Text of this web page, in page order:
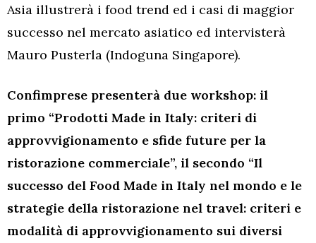
Asia illustrerà i food trend ed i casi di maggior
successo nel mercato asiatico ed intervisterà
Mauro Pusterla (Indoguna Singapore).
Confimprese presenterà due workshop: il
primo “Prodotti Made in Italy: criteri di
approvvigionamento e sfide future per la
ristorazione commerciale”, il secondo “Il
successo del Food Made in Italy nel mondo e le
strategie della ristorazione nel travel: criteri e
modalità di approvvigionamento sui diversi